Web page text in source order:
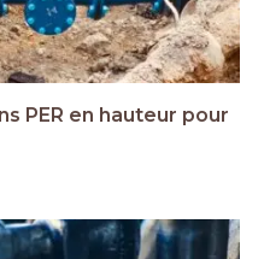
PER en hauteur pour